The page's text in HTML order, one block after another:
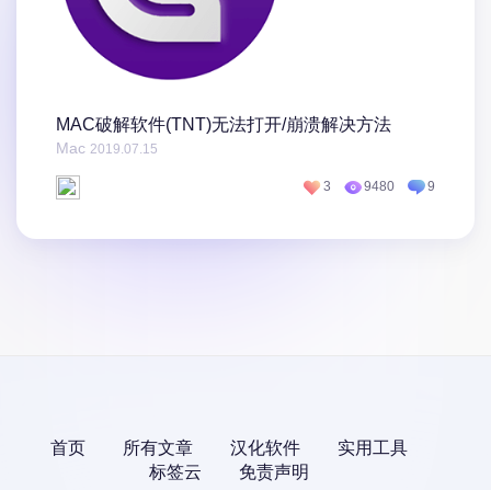
MAC破解软件(TNT)无法打开/崩溃解决方法
Mac 2019.07.15
3 9480 9
首页 所有文章 汉化软件
实用工具
标签云
免责声明